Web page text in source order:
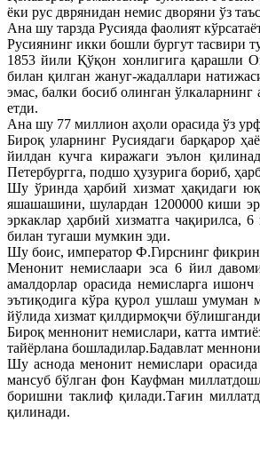
ёки рус дврянидан немис дворяни ўз
Ана шу тарзда Русияда фаолият
Русиянинг икки бошли бургут тасвири
1853 йили Қўқон хонлигига қарашли
билан қилган жануг-жадаллари
эмас, балки босиб олинган
етди.
Ана шу 77 миллион аҳоли орасида ўз
Бироқ уларнинг Русиядаги барқарор
йилдан кучга киражаги эълон
Петербургга, подшо ҳузурига бориб,
Шу ўринда ҳарбий хизмат ҳақидаги
яшашашини, шулардан 1200000 киши
эркаклар ҳарбий хизматга чақирилса,
билан тугаши мумкин эди.
Шу боис, император Ф.Гирснинг
Менонит немислаари эса 6 йил
амалдорлар орасида немисларга
эътиқодига кўра қурол ушлаш умуман
йўлида хизмат қилдирмоқчи
Бироқ меннонит немислари, катта
тайёрлана бошладилар.Бадавлат
Шу аснода менонит немислари орасида
мансуб бўлган фон Кауфман
боришни таклиф қилади.Тағин
қилинади.